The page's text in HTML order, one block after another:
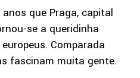
que Praga, capital
se a queridinha
Comparada
fascinam muita gente.